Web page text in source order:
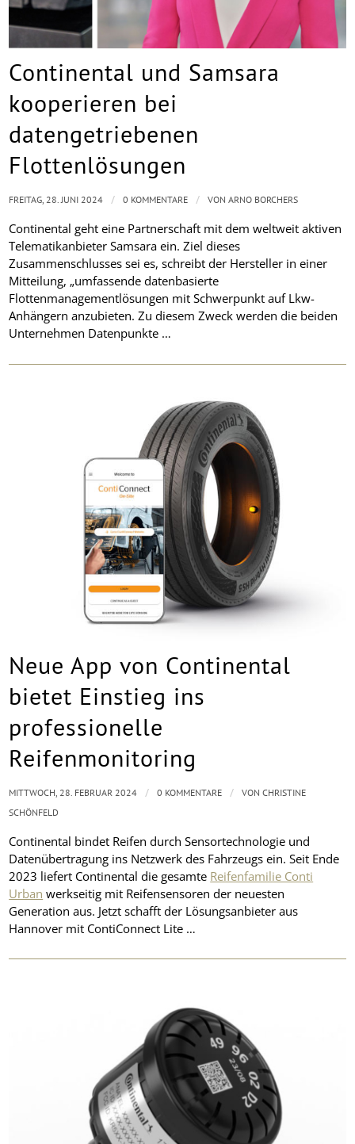
Continental und Samsara
kooperieren bei
datengetriebenen
Flottenlösungen
Continental geht eine Partnerschaft mit dem weltweit aktiven
Telematikanbieter Samsara ein. Ziel dieses
Zusammenschlusses sei es, schreibt der Hersteller in einer
Mitteilung, „umfassende datenbasierte
Flottenmanagementlösungen mit Schwerpunkt auf Lkw-
Anhängern anzubieten. Zu diesem Zweck werden die beiden
Unternehmen Datenpunkte …
FREITAG, 28. JUNI 2024 / 0 KOMMENTARE / VONARNO BORCHERS
Neue App von Continental
bietet Einstieg ins
professionelle
Reifenmonitoring
Continental bindet Reifen durch Sensortechnologie und
Datenübertragung ins Netzwerk des Fahrzeugs ein. Seit Ende
2023 liefert Continental die gesamte Reifenfamilie Conti
Urban werkseitig mit Reifensensoren der neuesten
Generation aus. Jetzt schafft der Lösungsanbieter aus
Hannover mit ContiConnect Lite …
MITTWOCH, 28. FEBRUAR 2024 / 0 KOMMENTARE / VONCHRISTINE
SCHÖNFELD